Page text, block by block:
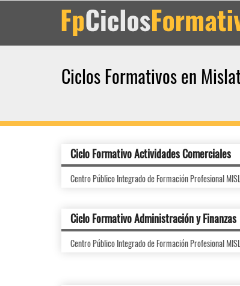
Ciclos Formativos en
Ciclo Formativo Actividades Comerciales
Centro Público Integrado de Formación Profesional
Ciclo Formativo Administración y Finanzas
Centro Público Integrado de Formación Profesional